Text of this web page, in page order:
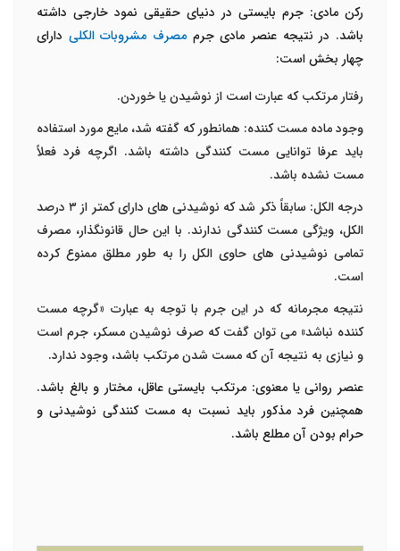
رکن مادی: جرم بایستی در دنیای حقیقی نمود خارجی داشته
باشد. در نتیجه عنصر مادی جرم مصرف مشروبات الکلی دارای
چهار بخش است:
رفتار مرتکب که عبارت است از نوشیدن یا خوردن.
وجود ماده مست کننده: همانطور که گفته شد، مایع مورد استفاده
باید عرفا توانایی مست کنندگی داشته باشد. اگرچه فرد فعلاً
مست نشده باشد.
درجه الکل: سابقاً ذکر شد که نوشیدنی های دارای کمتر از ۳ درصد
الکل، ویژگی مست کنندگی ندارند. با این حال قانونگذار، مصرف
تمامی نوشیدنی های حاوی الکل را به طور مطلق ممنوع کرده
است.
نتیجه مجرمانه که در این جرم با توجه به عبارت «گرچه مست
کننده نباشد» می توان گفت که صرف نوشیدن مسکر، جرم است
و نیازی به نتیجه آن که مست شدن مرتکب باشد، وجود ندارد.
عنصر روانی یا معنوی: مرتکب بایستی عاقل، مختار و بالغ باشد.
همچنین فرد مذکور باید نسبت به مست کنندگی نوشیدنی و
حرام بودن آن مطلع باشد.